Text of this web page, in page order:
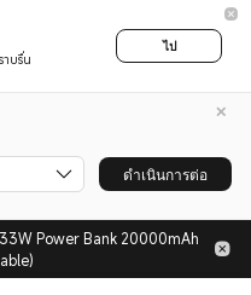
บรื่น
ไป
ดำเนินการต่อ
Power Bank 20000mAh